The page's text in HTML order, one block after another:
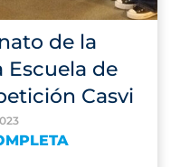
de la
Escuela de
Casvi